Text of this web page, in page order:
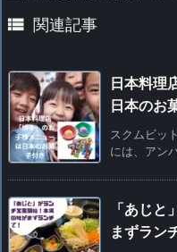
 関連記事
日本料理
日本のお
スクムビッ
には、アン
「あじ
まずラン